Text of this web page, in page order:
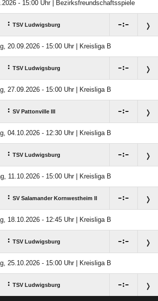
- 15:00 Uhr | Bezirksfreundschaftsspiele
: TSV Ludwigsburg :
20.09.2026 - 15:00 Uhr | Kreisliga B
: TSV Ludwigsburg :
27.09.2026 - 15:00 Uhr | Kreisliga B
: SV Pattonville III :
04.10.2026 - 12:30 Uhr | Kreisliga B
: TSV Ludwigsburg :
11.10.2026 - 15:00 Uhr | Kreisliga B
: SV Salamander Kornwestheim II :
18.10.2026 - 12:45 Uhr | Kreisliga B
: TSV Ludwigsburg :
25.10.2026 - 15:00 Uhr | Kreisliga B
: TSV Ludwigsburg :